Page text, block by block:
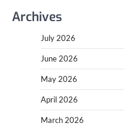
Archives
July 2026
June 2026
May 2026
April 2026
March 2026